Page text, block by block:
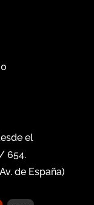
el
654.
de España)